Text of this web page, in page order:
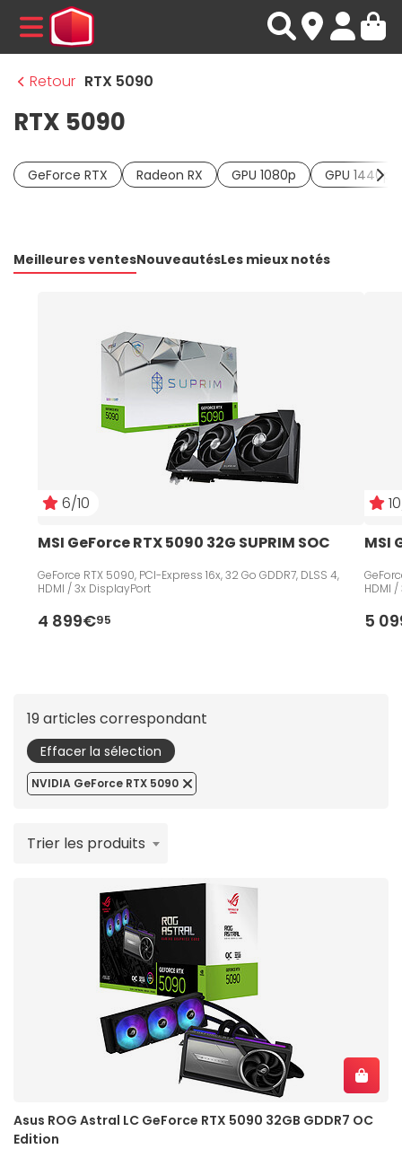
MENU
Retour RTX 5090
RTX 5090
GeForce RTX Radeon RX GPU 1080p GPU 1440p
Meilleures ventesNouveautésLes mieux notés
6/10
MSI GeForce RTX 5090 32G SUPRIM SOC
GeForce RTX 5090, PCI-Express 16x, 32 Go GDDR7, DLSS 4,
HDMI / 3x DisplayPort
4 899€95
MSI
HDMI
5
19 articles correspondant
Effacer la sélection
NVIDIA GeForce RTX 5090
Trier les produits
Asus ROG Astral LC GeForce RTX 5090 32GB GDDR7 OC
Edition